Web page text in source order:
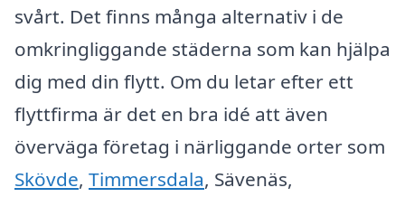
svårt. Det finns många alternativ i de
omkringliggande städerna som kan hjälpa
dig med din flytt. Om du letar efter ett
flyttfirma är det en bra idé att även
överväga företag i närliggande orter som
Skövde, Timmersdala, Sävenäs,